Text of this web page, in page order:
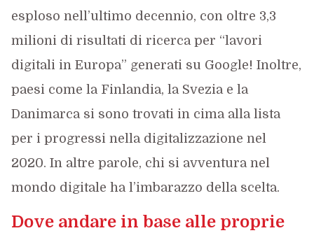
esploso nell’ultimo decennio, con oltre 3,3
milioni di risultati di ricerca per “lavori
digitali in Europa” generati su Google! Inoltre,
paesi come la Finlandia, la Svezia e la
Danimarca si sono trovati in cima alla lista
per i progressi nella digitalizzazione nel
2020. In altre parole, chi si avventura nel
mondo digitale ha l’imbarazzo della scelta.
Dove andare in base alle proprie